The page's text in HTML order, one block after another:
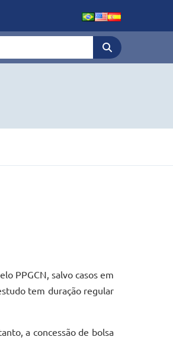
PPGCN, salvo casos em
tem duração regular
a concessão de bolsa